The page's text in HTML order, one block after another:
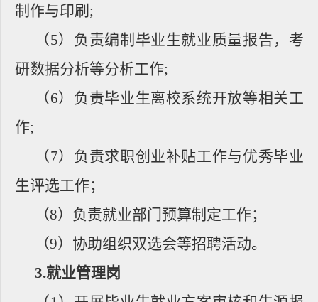
制作与印刷 ;
（5）负责编制毕业生就业质量报告，考
研数据分析等分析工作;
（6）负责毕业生离校系统开放等相关工
作;
（7）负责求职创业补贴工作与优秀毕业
生评选工作；
（8）负责就业部门预算制定工作；
（9）协助组织双选会等招聘活动。
3.就业管理岗